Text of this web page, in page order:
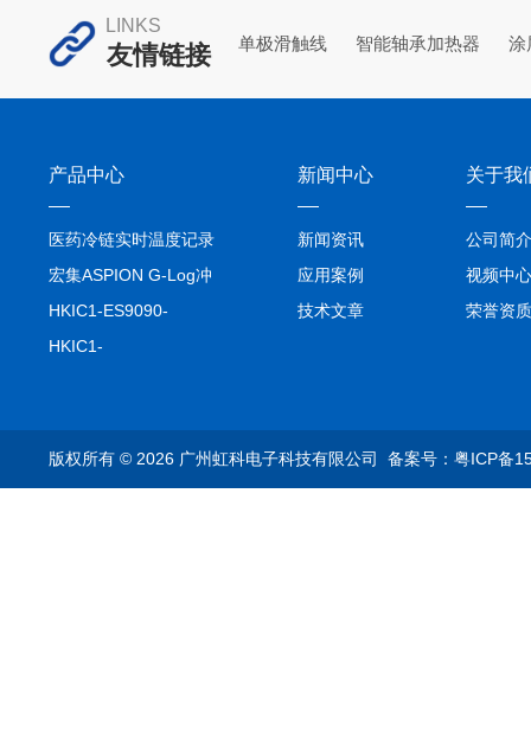
凸
LINKS
友情链接 单极滑触线 智能轴承加热器 涂
产品中心
医药冷链实时温度记录
仪TIVE Solo 5G
宏集ASPION G-Log冲
击记录仪
HKIC1-ES9090-
setA100/1000base-T1
HKIC1-
析仪
新闻中心
新闻资讯
应用案例
技术文章
关于我
公司简介
视频中心
荣誉资质
版权所有 © 2026 广州虹科电子科技有限公司 备案号：粤ICP备